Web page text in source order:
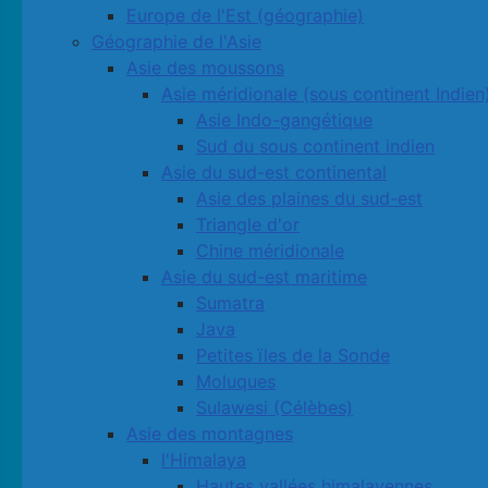
Europe de l'Est (géographie)
Géographie de l'Asie
Asie des moussons
Asie méridionale (sous continent
Asie Indo-gangétique
Sud du sous continent indien
Asie du sud-est continental
Asie des plaines du sud-est
Triangle d'or
Chine méridionale
Asie du sud-est maritime
Sumatra
Java
Petites ïles de la Sonde
Moluques
Sulawesi (Célèbes)
Asie des montagnes
l'Himalaya